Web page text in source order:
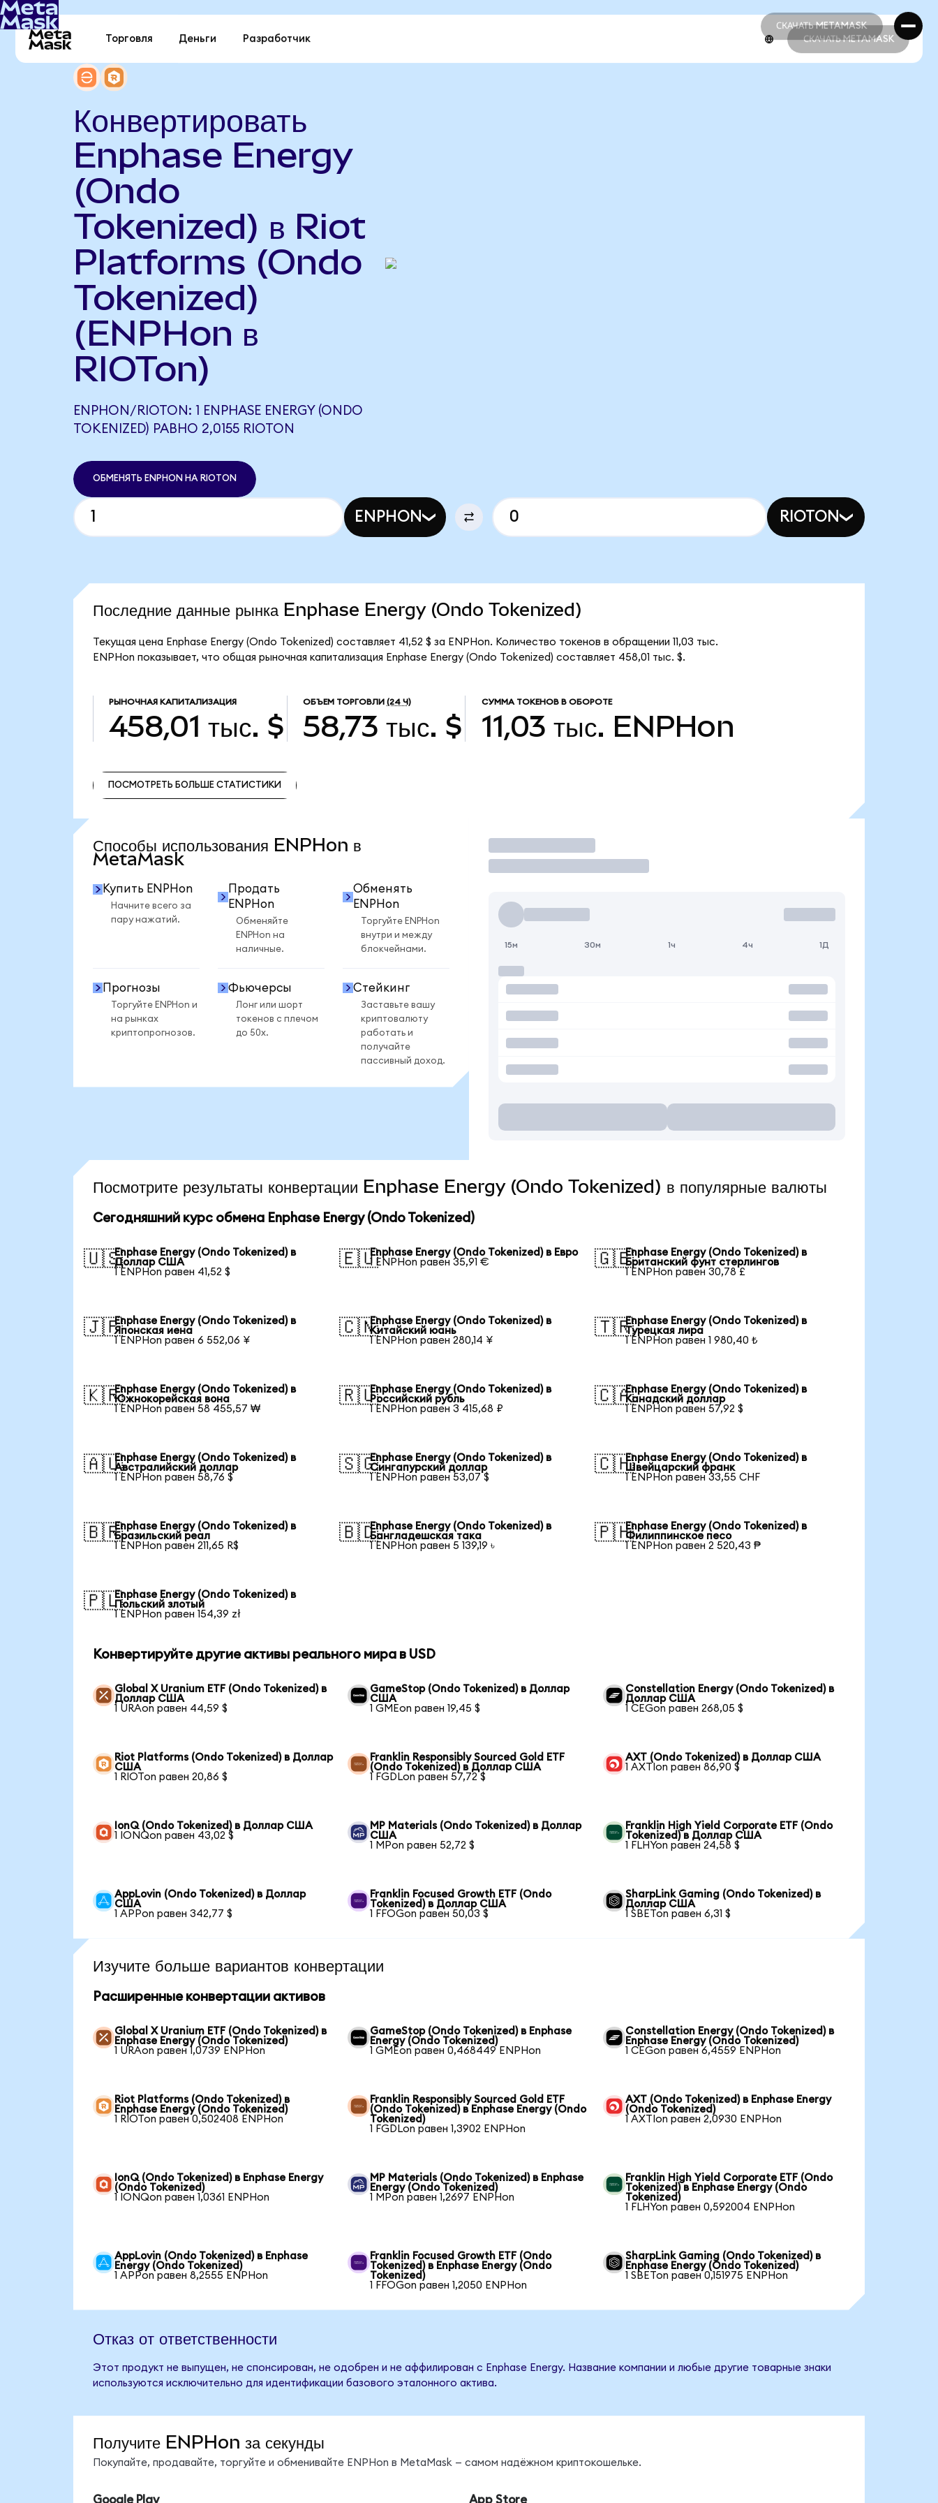
СКАЧАТЬ METAMASK
СКАЧАТЬ METAMASK
Торговля Деньги Разработчик СКАЧАТЬ METAMASK
Конвертировать
Enphase Energy
(Ondo
Tokenized) в Riot
Platforms (Ondo
Tokenized)
(ENPHon в
RIOTon)
ENPHON/RIOTON: 1 ENPHASE ENERGY (ONDO
TOKENIZED) РАВНО 2,0155 RIOTON
ОБМЕНЯТЬ ENPHON НА RIOTON
ENPHON RIOTON
Последние данные рынка Enphase Energy (Ondo Tokenized)
Текущая цена Enphase Energy (Ondo Tokenized) составляет 41,52 $ за ENPHon. Количество токенов в обращении 11,03 тыс.
ENPHon показывает, что общая рыночная капитализация Enphase Energy (Ondo Tokenized) составляет 458,01 тыс. $.
РЫНОЧНАЯ КАПИТАЛИЗАЦИЯ
458,01 тыс. $
ОБЪЕМ ТОРГОВЛИ (24 Ч)
58,73 тыс. $
СУММА ТОКЕНОВ В ОБОРОТЕ
11,03 тыс. ENPHon
ПОСМОТРЕТЬ БОЛЬШЕ СТАТИСТИКИ
Способы использования ENPHon в
MetaMask
Купить ENPHon
Начните всего за
пару нажатий.
Продать
ENPHon
Обменяйте
ENPHon на
наличные.
Обменять
ENPHon
Торгуйте ENPHon
внутри и между
блокчейнами.
Прогнозы
Торгуйте ENPHon и
на рынках
криптопрогнозов.
Фьючерсы
Лонг или шорт
токенов с плечом
до 50x.
Стейкинг
Заставьте вашу
криптовалюту
работать и
получайте
пассивный доход.
Торговать
15м 30м 1ч 4ч 1Д
Посмотрите результаты конвертации Enphase Energy (Ondo Tokenized) в популярные валюты
Сегодняшний курс обмена Enphase Energy (Ondo Tokenized)
🇺🇸Enphase Energy (Ondo Tokenized) в
Доллар США
1 ENPHon равен 41,52 $
🇪🇺Enphase Energy (Ondo Tokenized) в Евро
1 ENPHon равен 35,91 €
🇬🇧Enphase Energy (Ondo Tokenized) в
Британский фунт стерлингов
1 ENPHon равен 30,78 £
🇯🇵Enphase Energy (Ondo Tokenized) в
Японская иена
1 ENPHon равен 6 552,06 ¥
🇨🇳Enphase Energy (Ondo Tokenized) в
Китайский юань
1 ENPHon равен 280,14 ¥
🇹🇷Enphase Energy (Ondo Tokenized) в
Турецкая лира
1 ENPHon равен 1 980,40 ₺
🇰🇷Enphase Energy (Ondo Tokenized) в
Южнокорейская вона
1 ENPHon равен 58 455,57 ₩
🇷🇺Enphase Energy (Ondo Tokenized) в
Российский рубль
1 ENPHon равен 3 415,68 ₽
🇨🇦Enphase Energy (Ondo Tokenized) в
Канадский доллар
1 ENPHon равен 57,92 $
🇦🇺Enphase Energy (Ondo Tokenized) в
Австралийский доллар
1 ENPHon равен 58,76 $
🇸🇬Enphase Energy (Ondo Tokenized) в
Сингапурский доллар
1 ENPHon равен 53,07 $
🇨🇭Enphase Energy (Ondo Tokenized) в
Швейцарский франк
1 ENPHon равен 33,55 CHF
🇧🇷Enphase Energy (Ondo Tokenized) в
Бразильский реал
1 ENPHon равен 211,65 R$
🇧🇩Enphase Energy (Ondo Tokenized) в
Бангладешская така
1 ENPHon равен 5 139,19 ৳
🇵🇭Enphase Energy (Ondo Tokenized) в
Филиппинское песо
1 ENPHon равен 2 520,43 ₱
🇵🇱Enphase Energy (Ondo Tokenized) в
Польский злотый
1 ENPHon равен 154,39 zł
Конвертируйте другие активы реального мира в USD
Global X Uranium ETF (Ondo Tokenized) в
Доллар США
1 URAon равен 44,59 $
GameStop (Ondo Tokenized) в Доллар
США
1 GMEon равен 19,45 $
Constellation Energy (Ondo Tokenized) в
Доллар США
1 CEGon равен 268,05 $
Riot Platforms (Ondo Tokenized) в Доллар
США
1 RIOTon равен 20,86 $
Franklin Responsibly Sourced Gold ETF
(Ondo Tokenized) в Доллар США
1 FGDLon равен 57,72 $
AXT (Ondo Tokenized) в Доллар США
1 AXTIon равен 86,90 $
IonQ (Ondo Tokenized) в Доллар США
1 IONQon равен 43,02 $
MP Materials (Ondo Tokenized) в Доллар
США
1 MPon равен 52,72 $
Franklin High Yield Corporate ETF (Ondo
Tokenized) в Доллар США
1 FLHYon равен 24,58 $
AppLovin (Ondo Tokenized) в Доллар
США
1 APPon равен 342,77 $
Franklin Focused Growth ETF (Ondo
Tokenized) в Доллар США
1 FFOGon равен 50,03 $
SharpLink Gaming (Ondo Tokenized) в
Доллар США
1 SBETon равен 6,31 $
Изучите больше вариантов конвертации
Расширенные конвертации активов
Global X Uranium ETF (Ondo Tokenized) в
Enphase Energy (Ondo Tokenized)
1 URAon равен 1,0739 ENPHon
GameStop (Ondo Tokenized) в Enphase
Energy (Ondo Tokenized)
1 GMEon равен 0,468449 ENPHon
Constellation Energy (Ondo Tokenized) в
Enphase Energy (Ondo Tokenized)
1 CEGon равен 6,4559 ENPHon
Riot Platforms (Ondo Tokenized) в
Enphase Energy (Ondo Tokenized)
1 RIOTon равен 0,502408 ENPHon
Franklin Responsibly Sourced Gold ETF
(Ondo Tokenized) в Enphase Energy (Ondo
Tokenized)
1 FGDLon равен 1,3902 ENPHon
AXT (Ondo Tokenized) в Enphase Energy
(Ondo Tokenized)
1 AXTIon равен 2,0930 ENPHon
IonQ (Ondo Tokenized) в Enphase Energy
(Ondo Tokenized)
1 IONQon равен 1,0361 ENPHon
MP Materials (Ondo Tokenized) в Enphase
Energy (Ondo Tokenized)
1 MPon равен 1,2697 ENPHon
Franklin High Yield Corporate ETF (Ondo
Tokenized) в Enphase Energy (Ondo
Tokenized)
1 FLHYon равен 0,592004 ENPHon
AppLovin (Ondo Tokenized) в Enphase
Energy (Ondo Tokenized)
1 APPon равен 8,2555 ENPHon
Franklin Focused Growth ETF (Ondo
Tokenized) в Enphase Energy (Ondo
Tokenized)
1 FFOGon равен 1,2050 ENPHon
SharpLink Gaming (Ondo Tokenized) в
Enphase Energy (Ondo Tokenized)
1 SBETon равен 0,151975 ENPHon
Отказ от ответственности
Этот продукт не выпущен, не спонсирован, не одобрен и не аффилирован с Enphase Energy. Название компании и любые другие товарные знаки
используются исключительно для идентификации базового эталонного актива.
Получите ENPHon за секунды
Покупайте, продавайте, торгуйте и обменивайте ENPHon в MetaMask — самом надёжном криптокошельке.
Google Play App Store